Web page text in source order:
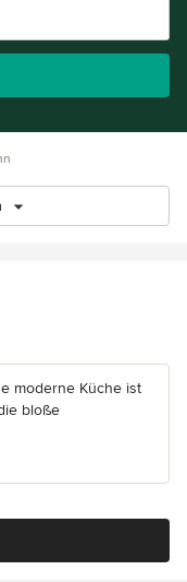
moderne Küche ist
bloße